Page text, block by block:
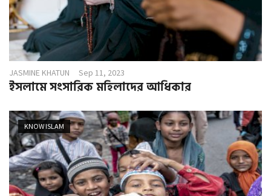
JASMINE KHATUN Sep 11, 2023
ইসলামে সংসারিক মহিলাদের আধিকার
KNOW ISLAM